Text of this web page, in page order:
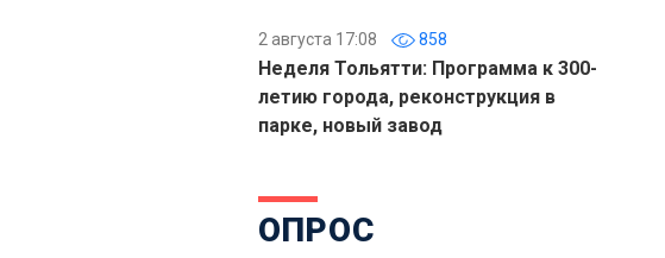
2 августа 17:08 858
Неделя Тольятти: Программа к 300-
летию города, реконструкция в
парке, новый завод
ОПРОС